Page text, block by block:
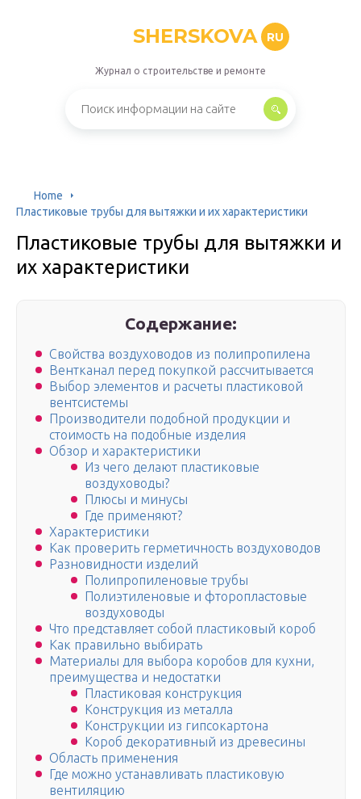
SHERSKOVA RU
Журнал о строительстве и ремонте
Home
Пластиковые трубы для вытяжки и их характеристики
Пластиковые трубы для вытяжки и
их характеристики
Содержание:
Свойства воздуховодов из полипропилена
Вентканал перед покупкой рассчитывается
Выбор элементов и расчеты пластиковой
вентсистемы
Производители подобной продукции и
стоимость на подобные изделия
Обзор и характеристики
Из чего делают пластиковые
воздуховоды?
Плюсы и минусы
Где применяют?
Характеристики
Как проверить герметичность воздуховодов
Разновидности изделий
Полипропиленовые трубы
Полиэтиленовые и фторопластовые
воздуховоды
Что представляет собой пластиковый короб
Как правильно выбирать
Материалы для выбора коробов для кухни,
преимущества и недостатки
Пластиковая конструкция
Конструкция из металла
Конструкции из гипсокартона
Короб декоративный из древесины
Область применения
Где можно устанавливать пластиковую
вентиляцию